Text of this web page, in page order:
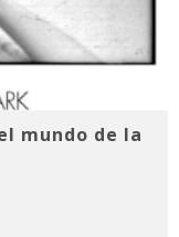
mundo de la